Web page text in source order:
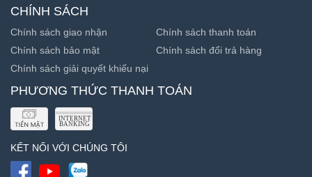
CHÍNH SÁCH
Chính sách giao nhận
Chính sách thanh toán
Chính sách bảo mật
Chính sách đổi trả hàng
Chính sách giải quyết khiếu nại
PHƯƠNG THỨC THANH TOÁN
KẾT NỐI VỚI CHÚNG TÔI